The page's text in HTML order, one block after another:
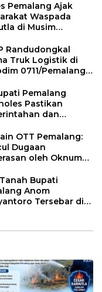
Pemalang Ajak
Waspada
di Musim
Randudongkal
Truk Logistik di
0711/Pemalang
Pemalang
Pastikan
dan
OTT Pemalang:
Dugaan
oleh Oknum
Bupati
Anom
Tersebar di